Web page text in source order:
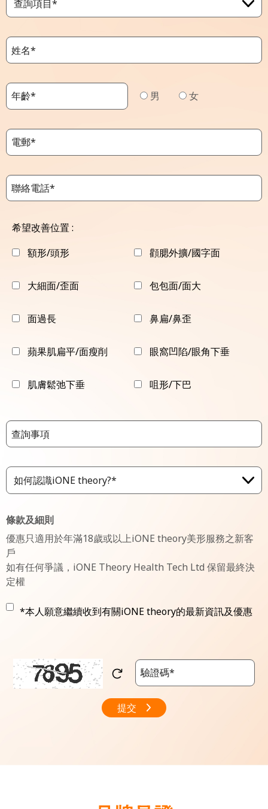
查詢項目*
男 女
希望改善位置 :
額形/頭形
顴腮外擴/國字面
大細面/歪面 包包面/面大
面過長 鼻扁/鼻歪
蘋果肌扁平/面瘦削 眼窩凹陷/眼角下垂
肌膚鬆弛下垂 咀形/下巴
如何認識iONE theory?*
條款及細則
優惠只適用於年滿18歲或以上iONE theory美形服務之新客
戶
如有任何爭議，iONE Theory Health Tech Ltd 保留最終決
定權
*本人願意繼續收到有關iONE theory的最新資訊及優惠
提交